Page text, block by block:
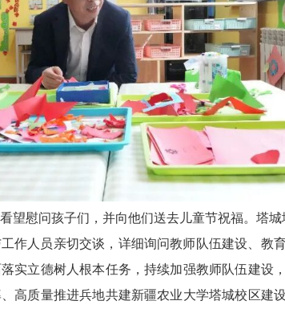
望慰问孩子们，并向他们送去儿童节祝福。塔
作人员亲切交谈，详细询问教师队伍建设、教
实立德树人根本任务，持续加强教师队伍建设
高质量推进兵地共建新疆农业大学塔城校区建